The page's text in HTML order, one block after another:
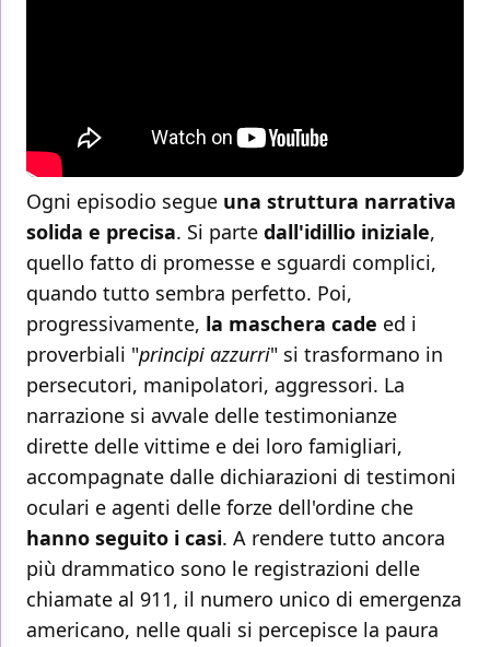
Ogni episodio segue una struttura narrativa
solida e precisa. Si parte dall'idillio iniziale,
quello fatto di promesse e sguardi complici,
quando tutto sembra perfetto. Poi,
progressivamente, la maschera cade ed i
proverbiali "principi azzurri" si trasformano in
persecutori, manipolatori, aggressori. La
narrazione si avvale delle testimonianze
dirette delle vittime e dei loro famigliari,
accompagnate dalle dichiarazioni di testimoni
oculari e agenti delle forze dell'ordine che
hanno seguito i casi. A rendere tutto ancora
più drammatico sono le registrazioni delle
chiamate al 911, il numero unico di emergenza
americano, nelle quali si percepisce la paura